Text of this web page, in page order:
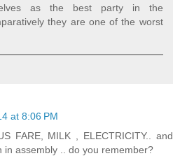
as the best party in the
they are one of the worst
at 8:06 PM
FARE, MILK , ELECTRICITY.. and
in assembly .. do you remember?